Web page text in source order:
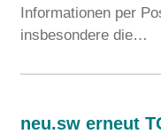
Informationen per
insbesondere die…
neu.sw erneut